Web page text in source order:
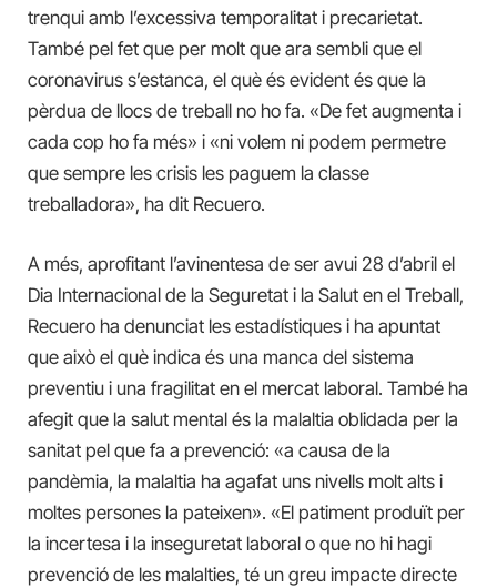
trenqui amb l’excessiva temporalitat i precarietat.
També pel fet que per molt que ara sembli que el
coronavirus s’estanca, el què és evident és que la
pèrdua de llocs de treball no ho fa. «De fet augmenta i
cada cop ho fa més» i «ni volem ni podem permetre
que sempre les crisis les paguem la classe
treballadora», ha dit Recuero.
A més, aprofitant l’avinentesa de ser avui 28 d’abril el
Dia Internacional de la Seguretat i la Salut en el Treball,
Recuero ha denunciat les estadístiques i ha apuntat
que això el què indica és una manca del sistema
preventiu i una fragilitat en el mercat laboral. També ha
afegit que la salut mental és la malaltia oblidada per la
sanitat pel que fa a prevenció: «a causa de la
pandèmia, la malaltia ha agafat uns nivells molt alts i
moltes persones la pateixen». «El patiment produït per
la incertesa i la inseguretat laboral o que no hi hagi
prevenció de les malalties, té un greu impacte directe